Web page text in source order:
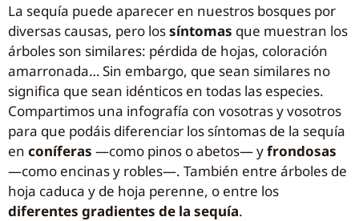
La sequía puede aparecer en nuestros bosques por
diversas causas, pero lossíntomas que muestran los
árboles son similares: pérdida de hojas, coloración
amarronada… Sin embargo, que sean similares no
significa que sean idénticos en todas las especies.
Compartimos una infografía con vosotras y vosotros
para que podáis diferenciar los síntomas de la sequía
en coníferas —como pinos o abetos— yfrondosas
—como encinas y robles—. También entre árboles de
hoja caduca y de hoja perenne, o entre los
diferentes gradientes de la sequía.